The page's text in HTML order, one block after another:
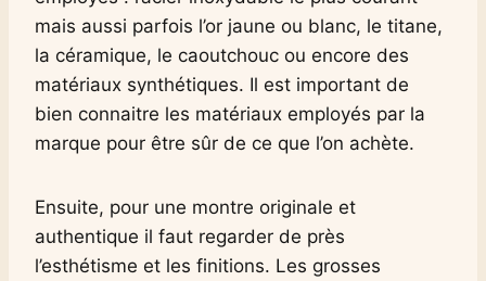
mais aussi parfois l’or jaune ou blanc, le titane,
la céramique, le caoutchouc ou encore des
matériaux synthétiques. Il est important de
bien connaitre les matériaux employés par la
marque pour être sûr de ce que l’on achète.
Ensuite, pour une montre originale et
authentique il faut regarder de près
l’esthétisme et les finitions. Les grosses